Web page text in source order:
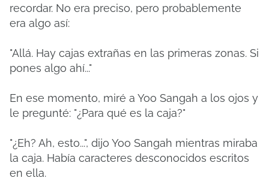
recordar. No era preciso, pero probablemente
era algo así:
"Allá. Hay cajas extrañas en las primeras zonas. Si
pones algo ahí..."
En ese momento, miré a Yoo Sangah a los ojos y
le pregunté: "¿Para qué es la caja?"
"¿Eh? Ah, esto...", dijo Yoo Sangah mientras miraba
la caja. Había caracteres desconocidos escritos
en ella.